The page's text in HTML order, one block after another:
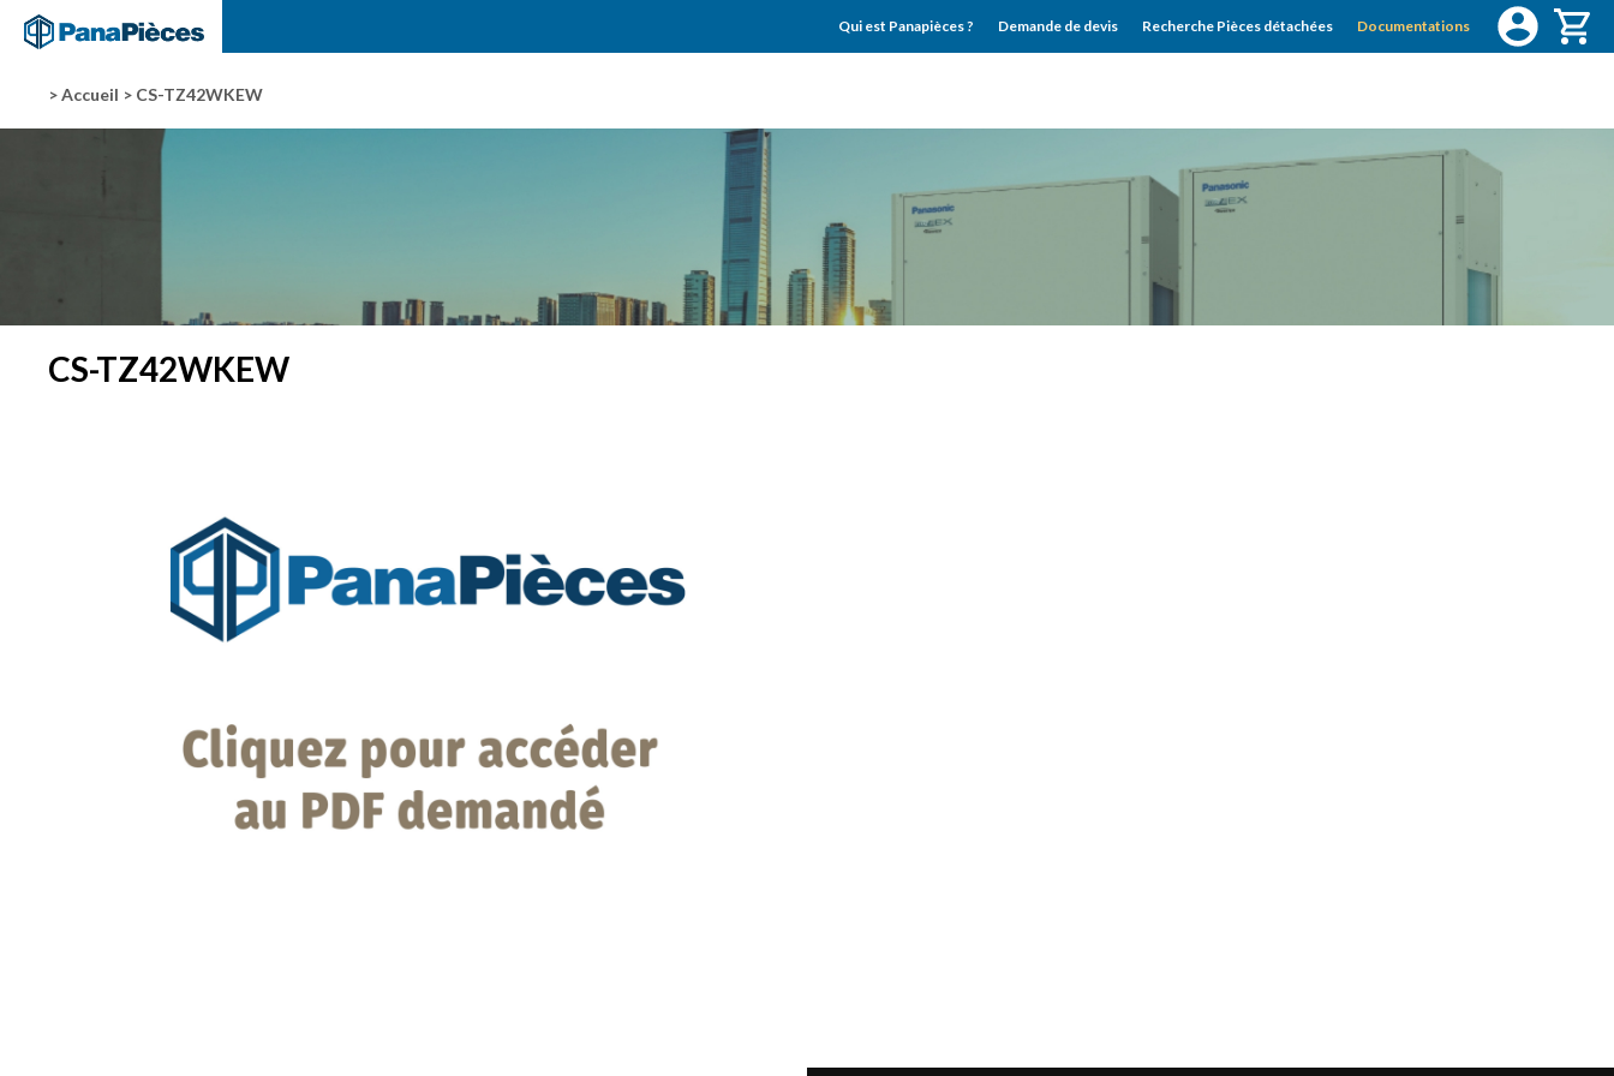
Qui est Panapièces ? Demande de devis Recherche Pièces détachées Documentations
> Accueil > CS-TZ42WKEW
CS-TZ42WKEW